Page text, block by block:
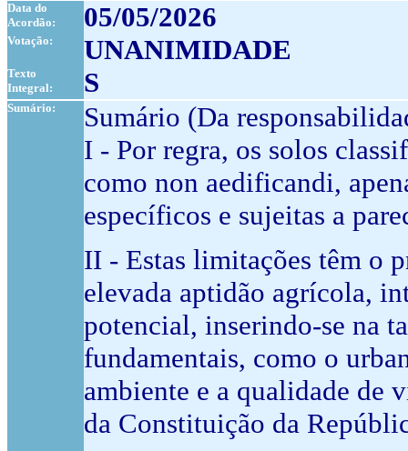
Data do
Acordão:
05/05/2026
Votação: UNANIMIDADE
Texto
Integral:
S
Sumário:
Sumário (Da
I - Por regra, os solos
como non aedificandi,
específicos e sujeitas a
II - Estas limitações têm o
elevada aptidão agrícola,
potencial, inserindo-se na
fundamentais, como o
ambiente e a qualidade de
da Constituição da